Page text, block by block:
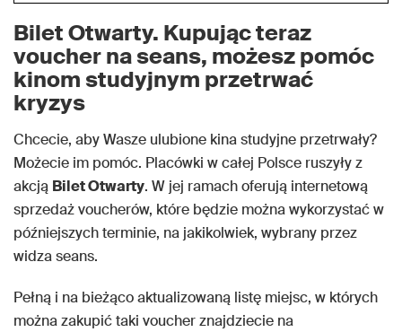
Bilet Otwarty. Kupując teraz
voucher na seans, możesz pomóc
kinom studyjnym przetrwać
kryzys
Chcecie, aby Wasze ulubione kina studyjne przetrwały?
Możecie im pomóc. Placówki w całej Polsce ruszyły z
akcją Bilet Otwarty. W jej ramach oferują internetową
sprzedaż voucherów, które będzie można wykorzystać w
późniejszych terminie, na jakikolwiek, wybrany przez
widza seans.
Pełną i na bieżąco aktualizowaną listę miejsc, w których
można zakupić taki voucher znajdziecie na